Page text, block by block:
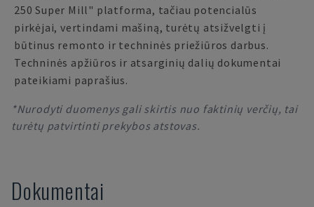
250 Super Mill" platforma, tačiau potencialūs
pirkėjai, vertindami mašiną, turėtų atsižvelgti į
būtinus remonto ir techninės priežiūros darbus.
Techninės apžiūros ir atsarginių dalių dokumentai
pateikiami paprašius.
*Nurodyti duomenys gali skirtis nuo faktinių verčių, tai
turėtų patvirtinti prekybos atstovas.
Dokumentai